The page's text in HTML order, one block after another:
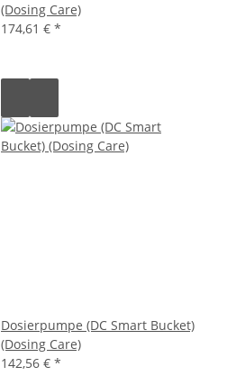
(Dosing Care)
174,61 € *
Dosierpumpe (DC Smart Bucket)
(Dosing Care)
142,56 € *